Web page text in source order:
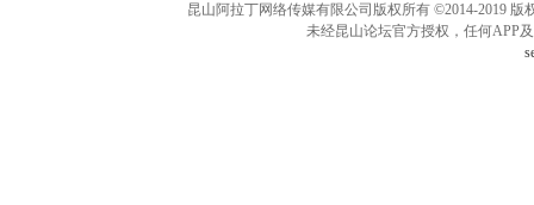
昆山阿拉丁网络传媒有限公司版权所有 ©2014-2019
未经昆山论坛官方授权，任何APP